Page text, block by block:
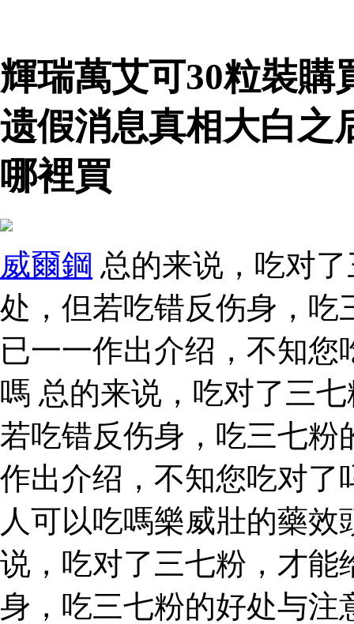
輝瑞萬艾可30粒裝購
遗假消息真相大白之
哪裡買
威爾鋼 总的来说，吃对
处，但若吃错反伤身，吃
已一一作出介绍，不知
嗎 总的来说，吃对了三
若吃错反伤身，吃三七粉
作出介绍，不知您吃对了
人可以吃嗎樂威壯的藥
说，吃对了三七粉，才能
身，吃三七粉的好处与注